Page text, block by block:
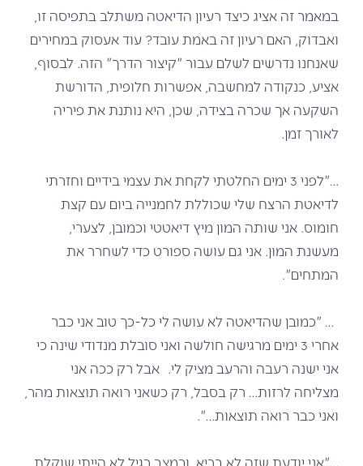
במאמר זה אציג כיצד רעיון הדיאטה משתלב בתפיסה זו,
ואבדוק, האם רעיון זה באמת עובד? עוד אעסוק במחירים
שאנחנו נדרשים לשלם עבור "קיצור הדרך" הזה. לבסוף,
אציע, כנקודה למחשבה, אפשרות חלופית, הדורשת
השקעה אך שכרה בצידה, שכן, היא נותנת את פיריה
לאורך זמן.
…"לפני 3 ימים החלטתי לקחת את עצמי בידיים וחזרתי
לדיאטת הרצח שלי שכוללת לחמנייה ביום עם קצת
חומוס. אני שותה המון מיץ דיאטטי וכמובן, לצערי,
מעשנת המון. אני גם עושה ספורט כדי לשחרר את
המתחים".
… "כמובן שהדיאטה לא עושה לי כל-כך טוב אני כבר
אחרי 3 ימים מרגישה חולשה ואני סובלת מנדודי שינה כי
אני ישנה רעבה והרעב מציק לי. אבל רק ככה אני
מצליחה לרזות… רק בסבל, רק כשאני רואה תוצאות מהר,
ואני כבר רואה תוצאות…".
…"אני יודעת שזה לא בריא, ובמצב רגיל לא הייתי שוקלת